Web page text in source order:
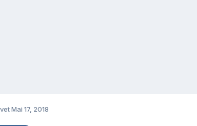
Mai 17, 2018